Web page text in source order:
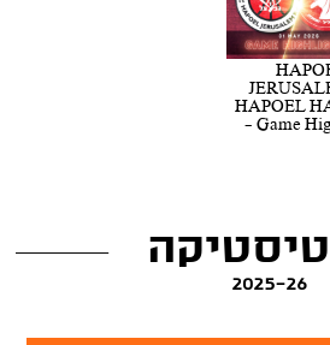
HAPOEL
- Game
2025-26